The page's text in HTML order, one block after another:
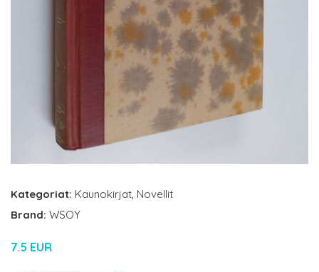
Kategoriat: Kaunokirjat, Novellit
Brand: WSOY
7.5 EUR